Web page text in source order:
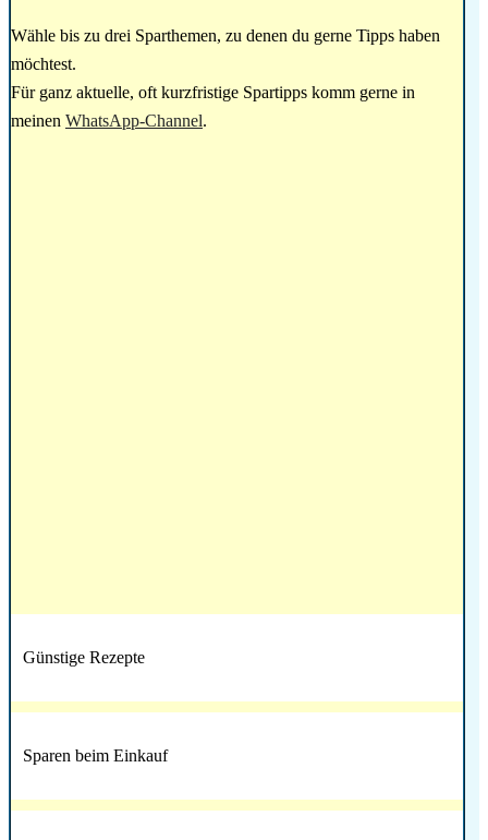
Wähle bis zu drei Sparthemen, zu denen du gerne Tipps haben
möchtest.
Für ganz aktuelle, oft kurzfristige Spartipps komm gerne in
meinen WhatsApp-Channel.
Günstige Rezepte
Sparen beim Einkauf